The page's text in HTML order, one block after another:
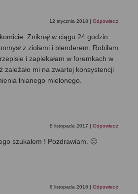
12 stycznia 2018 | Odpowiedz
Zniknął w ciągu 24 godzin.
z ziołami i blenderem. Robiłam
i zapiekałam w foremkach w
zależało mi na zwartej konsystencji
lnianego mielonego.
8 listopada 2017 | Odpowiedz
szukałem ! Pozdrawiam. 🙂
6 listopada 2016 | Odpowiedz